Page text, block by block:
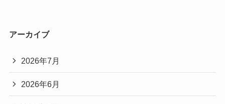
アーカイブ
2026年7月
2026年6月